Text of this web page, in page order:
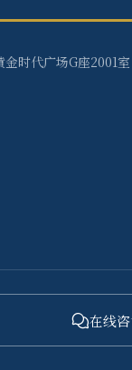
时代广场G座2001室
在线